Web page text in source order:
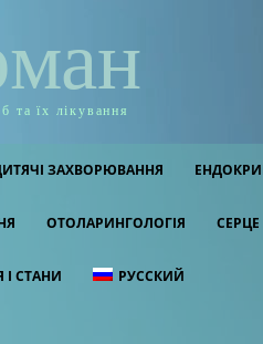
та їх лікування
ЗАХВОРЮВАННЯ
ОТОЛАРИНГОЛОГІЯ
СТАНИ РУССКИЙ